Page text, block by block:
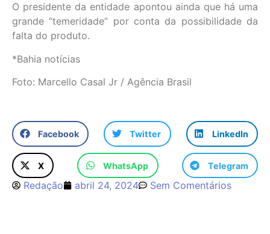
O presidente da entidade apontou ainda que há uma
grande “temeridade” por conta da possibilidade da
falta do produto.
*Bahia notícias
Foto: Marcello Casal Jr / Agência Brasil
Facebook Twitter LinkedIn
X WhatsApp Telegram
Redação abril 24, 2024 Sem Comentários